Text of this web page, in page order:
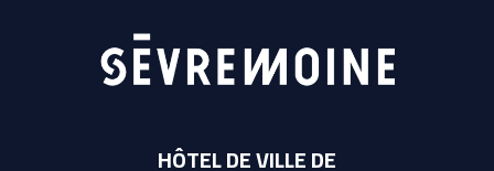
HÔTEL DE VILLE DE